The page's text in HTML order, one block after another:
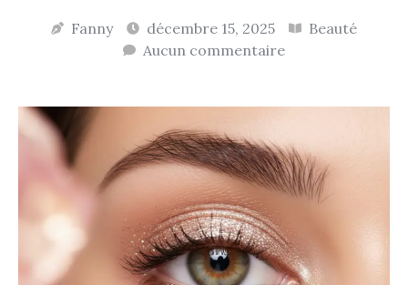
Fanny décembre 15, 2025
Beauté
Aucun commentaire